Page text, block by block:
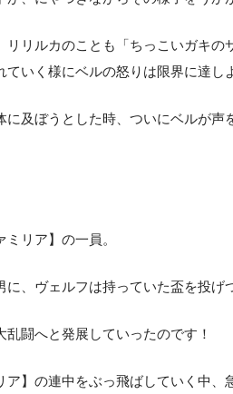
リルカのことも「ちっこいガキの
いく様にベルの怒りは限界に達し
及ぼうとした時、ついにベルが声
リア】の一員。
、ヴェルフは持っていた盃を投げ
闘へと発展していったのです！
】の連中をぶっ飛ばしていく中、